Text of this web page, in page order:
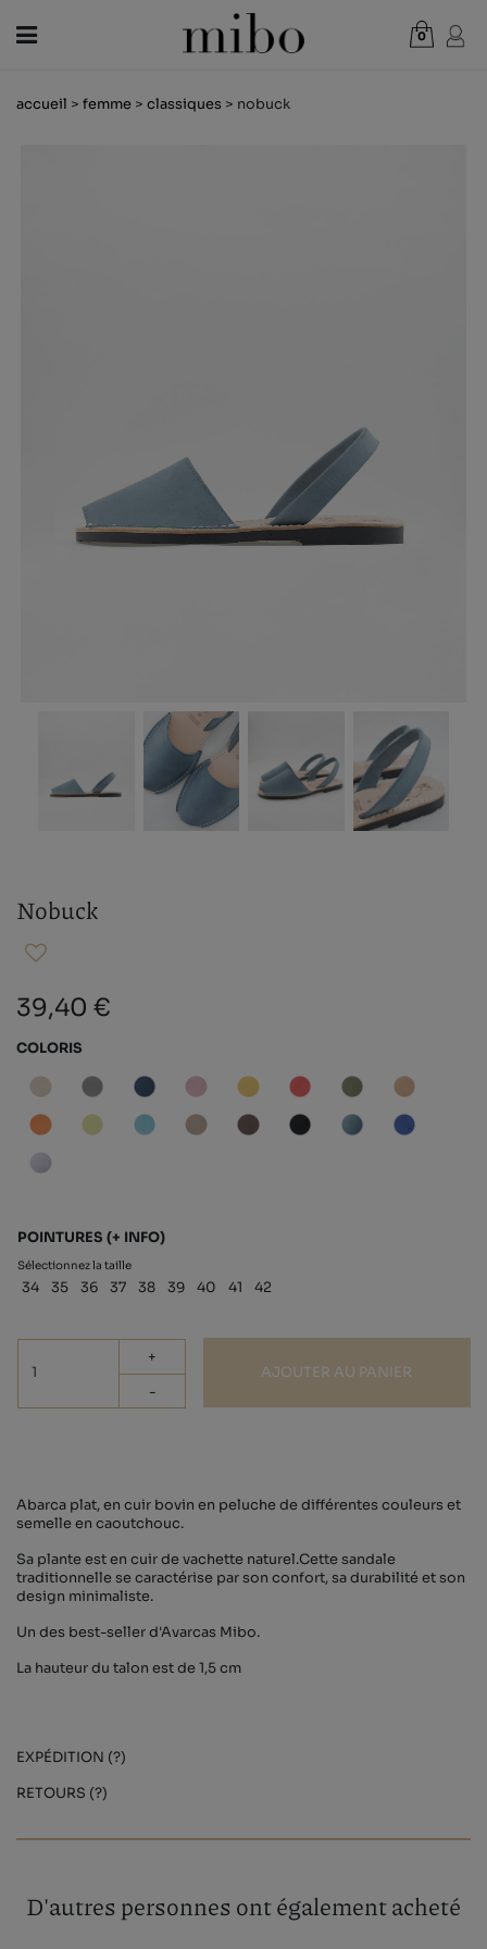
0
VOIR PANIER
accueil > femme > classiques > nobuck
Nobuck
39,40 €
COLORIS
POINTURES (+ INFO)
Sélectionnez la taille
34 35 36 37 38 39 40 41 42
+
-
AJOUTER AU PANIER
Abarca plat, en cuir bovin en peluche de différentes couleurs et
semelle en caoutchouc.
Sa plante est en cuir de vachette naturel.Cette sandale
traditionnelle se caractérise par son confort, sa durabilité et son
design minimaliste.
Un des best-seller d'Avarcas Mibo.
La hauteur du talon est de 1,5 cm
EXPÉDITION (?)
RETOURS (?)
D'autres personnes ont également acheté